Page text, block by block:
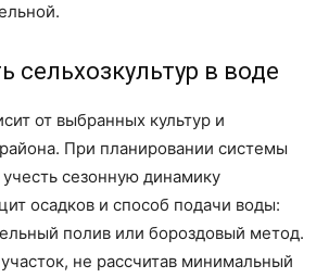
сельхозкультур в воде
от выбранных культур и
При планировании системы
сезонную динамику
осадков и способ подачи воды:
полив или бороздовый метод.
не рассчитав минимальный